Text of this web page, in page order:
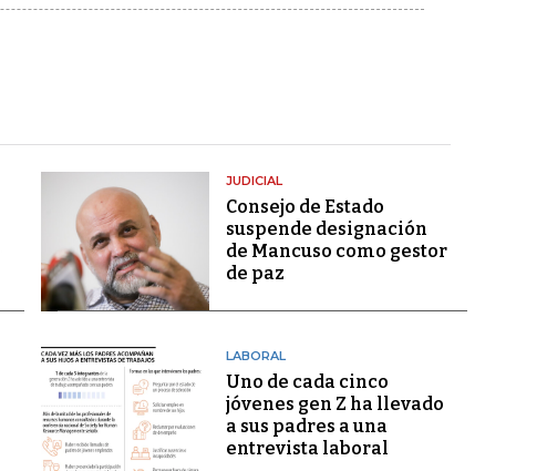
JUDICIAL
Consejo de Estado
suspende designación
de Mancuso como gestor
de paz
LABORAL
Uno de cada cinco
jóvenes gen Z ha llevado
a sus padres a una
entrevista laboral